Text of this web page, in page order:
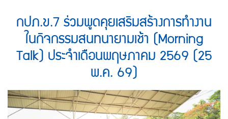
ข้อมูล
ใน
เว็บไซต์
(Search)
(Sitemap)
ตัว
ภูมิภาค
ภูมิภาค
กปภ.ข.7 ร่วมพูดคุยเสริมสร้างการทำงาน
ในกิจกรรมสนทนายามเช้า (Morning
Talk) ประจำเดือนพฤษภาคม 2569 (25
พ.ค. 69)